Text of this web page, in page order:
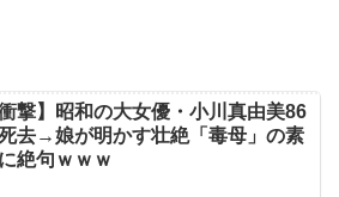
衝撃】昭和の大女優・小川真由美86
去→娘が明かす壮絶「毒母」の素
絶句ｗｗｗ